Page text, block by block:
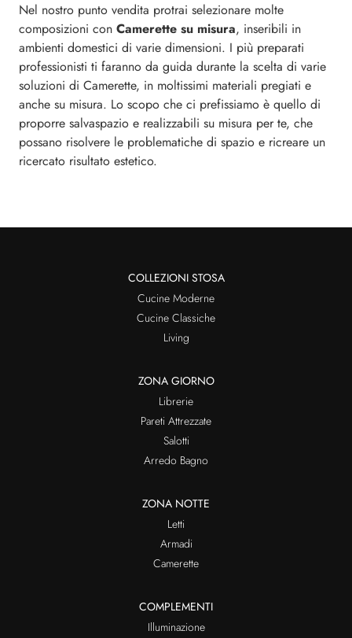
Nel nostro punto vendita protrai selezionare molte
composizioni con Camerette su misura, inseribili in
ambienti domestici di varie dimensioni. I più preparati
professionisti ti faranno da guida durante la scelta di varie
soluzioni di Camerette, in moltissimi materiali pregiati e
anche su misura. Lo scopo che ci prefissiamo è quello di
proporre salvaspazio e realizzabili su misura per te, che
possano risolvere le problematiche di spazio e ricreare un
ricercato risultato estetico.
COLLEZIONI STOSA
Cucine Moderne
Cucine Classiche
Living
ZONA GIORNO
Librerie
Pareti Attrezzate
Salotti
Arredo Bagno
ZONA NOTTE
Letti
Armadi
Camerette
COMPLEMENTI
Illuminazione